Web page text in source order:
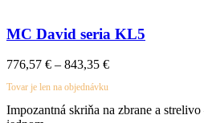
MC David seria KL5
776,57 € – 843,35 €
Tovar je len na objednávku
Impozantná skriňa na zbrane a